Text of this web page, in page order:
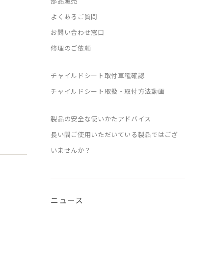
よくあるご質問
お問い合わせ窓口
修理のご依頼
チャイルドシート取付車種確認
チャイルドシート取扱・取付方法動画
製品の安全な使いかたアドバイス
長い間ご使用いただいている製品ではござ
いませんか？
ニュース